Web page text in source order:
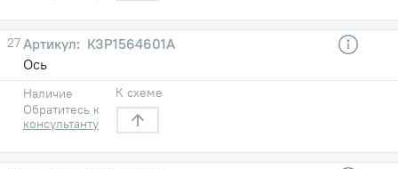
27
КЗР1564601А
Ось
Наличие
Обратитесь к
консультанту
К схеме